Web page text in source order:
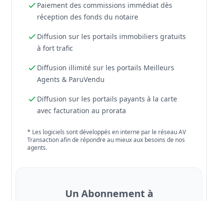
Paiement des commissions immédiat dès
réception des fonds du notaire
Diffusion sur les portails immobiliers gratuits
à fort trafic
Diffusion illimité sur les portails Meilleurs
Agents & ParuVendu
Diffusion sur les portails payants à la carte
avec facturation au prorata
* Les logiciels sont développés en interne par le réseau AV
Transaction afin de répondre au mieux aux besoins de nos
agents.
Un Abonnement à